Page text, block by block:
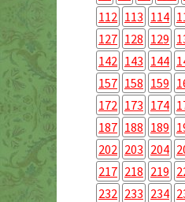
112 113 114
127 128 129
142 143 144
157 158 159
172 173 174
187 188 189
202 203 204
217 218 219
232 233 234